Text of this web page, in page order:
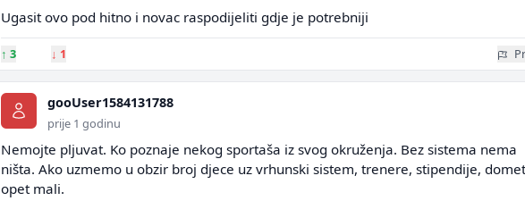
Ugasit ovo pod hitno i novac raspodijeliti gdje je potrebniji
↑ 3 ↓ 1
gooUser1584131788
prije 1 godinu
Nemojte pljuvat. Ko poznaje nekog sportaša iz svog okruženja. Bez sistema nema
ništa. Ako uzmemo u obzir broj djece uz vrhunski sistem, trenere, stipendije,
opet mali.